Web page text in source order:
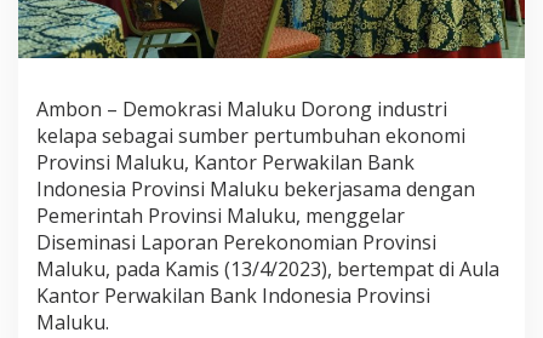
K
O
N
M
I
M
A
L
U
U
L
E
Ambon – Demokrasi Maluku Dorong industri
kelapa sebagai sumber pertumbuhan ekonomi
Provinsi Maluku, Kantor Perwakilan Bank
Indonesia Provinsi Maluku bekerjasama dengan
Pemerintah Provinsi Maluku, menggelar
Diseminasi Laporan Perekonomian Provinsi
Maluku, pada Kamis (13/4/2023), bertempat di Aula
Kantor Perwakilan Bank Indonesia Provinsi
Maluku.